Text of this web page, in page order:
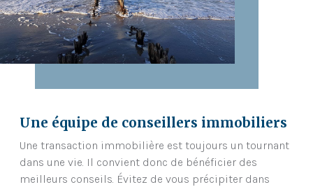
Une équipe de conseillers immobiliers
Une transaction immobilière est toujours un tournant
dans une vie. Il convient donc de bénéficier des
meilleurs conseils. Évitez de vous précipiter dans